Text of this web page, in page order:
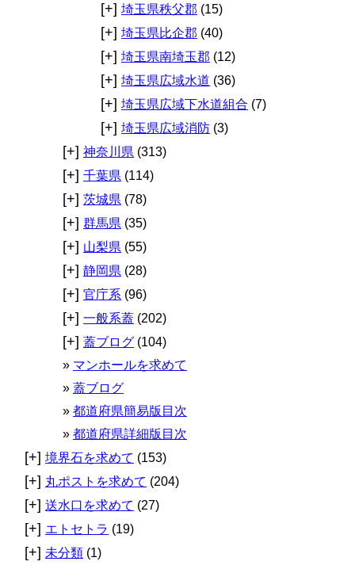
[+] 埼玉県秩父郡 (15)
[+] 埼玉県比企郡 (40)
[+] 埼玉県南埼玉郡 (12)
[+] 埼玉県広域水道 (36)
[+] 埼玉県広域下水道組合 (7)
[+] 埼玉県広域消防 (3)
[+] 神奈川県 (313)
[+] 千葉県 (114)
[+] 茨城県 (78)
[+] 群馬県 (35)
[+] 山梨県 (55)
[+] 静岡県 (28)
[+] 官庁系 (96)
[+] 一般系蓋 (202)
[+] 蓋ブログ (104)
マンホールを求めて
蓋ブログ
都道府県簡易版目次
都道府県詳細版目次
[+] 境界石を求めて (153)
[+] 丸ポストを求めて (204)
[+] 送水口を求めて (27)
[+] エトセトラ (19)
[+] 未分類 (1)